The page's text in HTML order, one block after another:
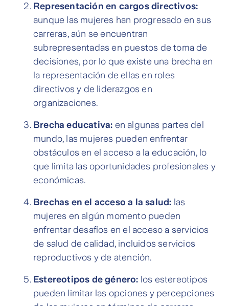
Representación en cargos directivos:
aunque las mujeres han progresado en sus
carreras, aún se encuentran
subrepresentadas en puestos de toma de
decisiones, por lo que existe una brecha en
la representación de ellas en roles
directivos y de liderazgos en
organizaciones.
Brecha educativa: en algunas partes del
mundo, las mujeres pueden enfrentar
obstáculos en el acceso a la educación, lo
que limita las oportunidades profesionales y
económicas.
Brechas en el acceso a la salud: las
mujeres en algún momento pueden
enfrentar desafíos en el acceso a servicios
de salud de calidad, incluidos servicios
reproductivos y de atención.
Estereotipos de género: los estereotipos
pueden limitar las opciones y percepciones